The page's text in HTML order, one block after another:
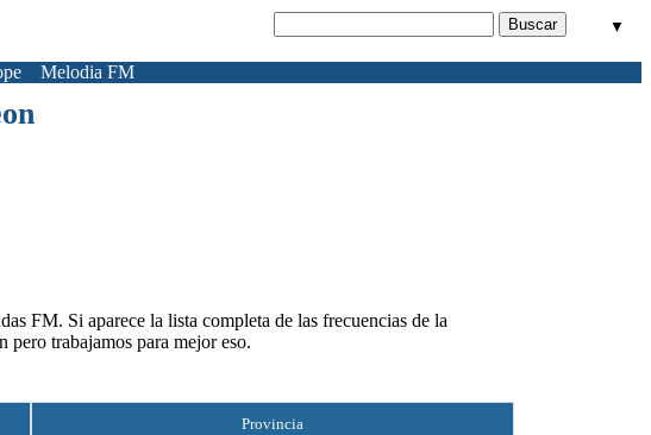
▼
Melodia FM
FM. Si aparece la lista completa de las frecuencias de la
pero trabajamos para mejor eso.
Provincia